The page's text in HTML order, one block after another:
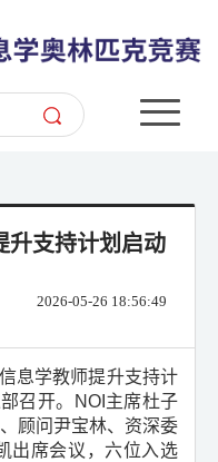
升支持计划启动
2026-05-26 18:56:49
信息学教师提升支持计
召开。 NOI 主席杜子
顾问尹宝林、资深委
出席会议，六位入选